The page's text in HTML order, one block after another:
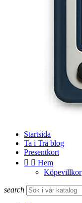
Startsida
Ta i Trä blog
Presentkort
  Hem
Köpevillkor
search